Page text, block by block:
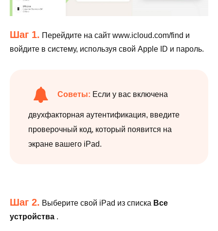
Шаг 1. Перейдите на сайт www.icloud.com/find и
войдите в систему, используя свой Apple ID и пароль.
Советы: Если у вас включена
двухфакторная аутентификация, введите
проверочный код, который появится на
экране вашего iPad.
Шаг 2. Выберите свой iPad из списка Все
устройства .